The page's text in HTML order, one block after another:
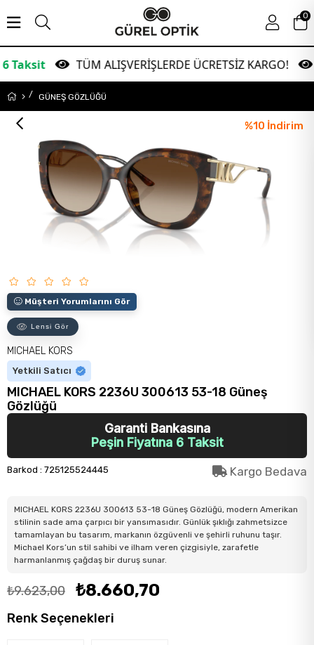
TÜM ALIŞVERİŞLERDE ÜCRETSİZ KARGO!
0
GÜNEŞ GÖZLÜĞÜ
%10 İndirim
Müşteri Yorumlarını Gör
Lensi Gör
MICHAEL KORS
Yetkili Satıcı
MICHAEL KORS 2236U 300613 53-18 Güneş
Gözlüğü
Garanti Bankasına
Peşin Fiyatına 6 Taksit
Barkod : 725125524445 Kargo Bedava
MICHAEL KORS 2236U 300613 53-18 Güneş Gözlüğü, modern Amerikan
stilinin sade ama çarpıcı bir yansımasıdır. Günlük şıklığı zahmetsizce
tamamlayan bu tasarım, markanın özgüvenli ve şehirli ruhunu taşır.
Michael Kors’un stil sahibi ve ilham veren çizgisiyle, zarafetle
harmanlanmış çağdaş bir duruş sunar.
₺9.623,00 ₺8.660,70
Renk Seçenekleri